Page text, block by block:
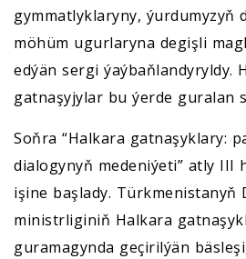
gymmatlyklaryny, ýurdumyzyň
möhüm ugurlaryna degişli
edýän sergi ýaýbaňlandyryldy.
gatnaşyjylar bu ýerde guralan
Soňra “Halkara gatnaşyklary:
dialogynyň medeniýeti” atly III
işine başlady. Türkmenistanyň
ministrliginiň Halkara
guramagynda geçirilýän